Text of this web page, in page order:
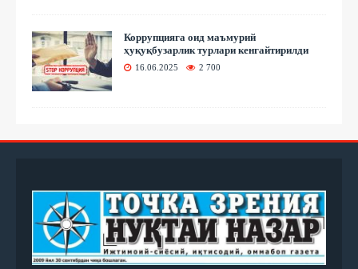
Коррупцияга оид маъмурий
ҳуқуқбузарлик турлари кенгайтирилди
16.06.2025 2 700